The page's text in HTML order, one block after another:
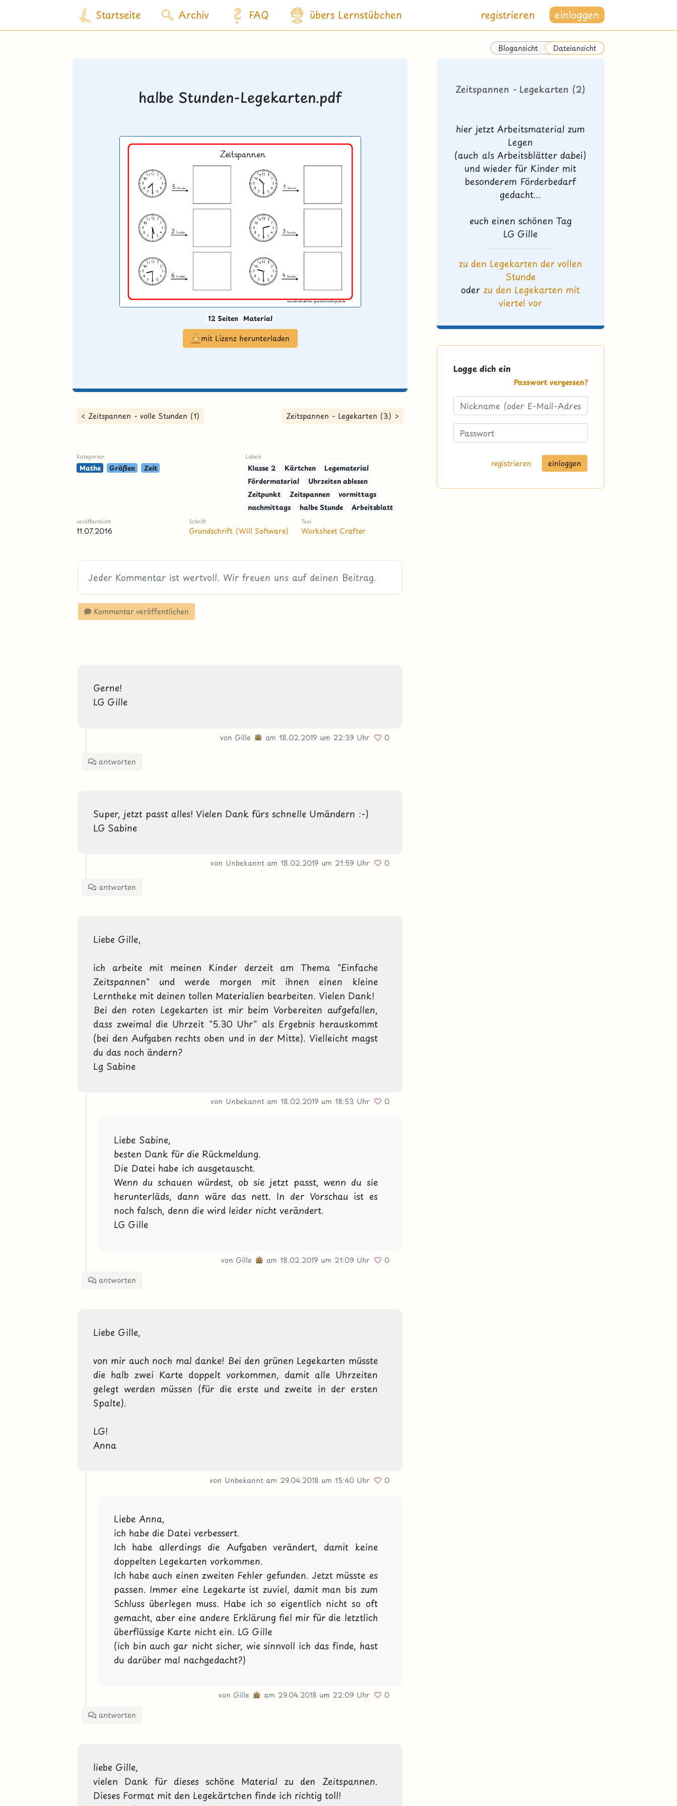
Startseite Archiv FAQ übers Lernstübchen registrieren einloggen
Blogansicht Dateiansicht
halbe Stunden-Legekarten.pdf
12 Seiten Material
mit Lizenz herunterladen
< Zeitspannen - volle Stunden (1) Zeitspannen - Legekarten (3) >
Kategorien
Mathe Größen Zeit
Labels
Klasse 2 Kärtchen
Legematerial
Fördermaterial
Uhrzeiten ablesen
Zeitpunkt
Zeitspannen
vormittags
nachmittags
halbe Stunde Arbeitsblatt
veröffentlicht
11.07.2016
Schrift
Grundschrift (Will Software)
Tool
Worksheet Crafter
Kommentar veröffentlichen
Gerne!
LG Gille
von Gille am 18.02.2019 um 22:39 Uhr 0
antworten
Super, jetzt passt alles! Vielen Dank fürs schnelle Umändern :-)
LG Sabine
von Unbekanntam 18.02.2019 um 21:59 Uhr 0
antworten
Liebe Gille,
ich arbeite mit meinen Kinder derzeit am Thema "Einfache
Zeitspannen" und werde morgen mit ihnen einen kleine
Lerntheke mit deinen tollen Materialien bearbeiten. Vielen Dank!
Bei den roten Legekarten ist mir beim Vorbereiten aufgefallen,
dass zweimal die Uhrzeit "5.30 Uhr" als Ergebnis herauskommt
(bei den Aufgaben rechts oben und in der Mitte). Vielleicht magst
du das noch ändern?
Lg Sabine
von Unbekanntam 18.02.2019 um 18:53 Uhr 0
Liebe Sabine,
besten Dank für die Rückmeldung.
Die Datei habe ich ausgetauscht.
Wenn du schauen würdest, ob sie jetzt passt, wenn du sie
herunterläds, dann wäre das nett. In der Vorschau ist es
noch falsch, denn die wird leider nicht verändert.
LG Gille
von Gille am 18.02.2019 um 21:09 Uhr 0
antworten
Liebe Gille,
von mir auch noch mal danke! Bei den grünen Legekarten müsste
die halb zwei Karte doppelt vorkommen, damit alle Uhrzeiten
gelegt werden müssen (für die erste und zweite in der ersten
Spalte).
LG!
Anna
von Unbekanntam 29.04.2018 um 15:40 Uhr 0
Liebe Anna,
ich habe die Datei verbessert.
Ich habe allerdings die Aufgaben verändert, damit keine
doppelten Legekarten vorkommen.
Ich habe auch einen zweiten Fehler gefunden. Jetzt müsste es
passen. Immer eine Legekarte ist zuviel, damit man bis zum
Schluss überlegen muss. Habe ich so eigentlich nicht so oft
gemacht, aber eine andere Erklärung fiel mir für die letztlich
überflüssige Karte nicht ein. LG Gille
(ich bin auch gar nicht sicher, wie sinnvoll ich das finde, hast
du darüber mal nachgedacht?)
von Gille am 29.04.2018 um 22:09 Uhr 0
antworten
liebe Gille,
vielen Dank für dieses schöne Material zu den Zeitspannen.
Dieses Format mit den Legekärtchen finde ich richtig toll!
Zeitspannen - Legekarten (2)
hier jetzt Arbeitsmaterial zum
Legen
(auch als Arbeitsblätter dabei)
und wieder für Kinder mit
besonderem Förderbedarf
gedacht...
euch einen schönen Tag
LG Gille
zu den Legekarten der vollen
Stunde
oderzu den Legekarten mit
viertel vor
Logge dich ein
Passwort vergessen?
registrieren